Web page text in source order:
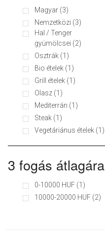
Magyar (3)
Nemzetközi (3)
Hal / Tenger
gyümölcsei (2)
Osztrák (1)
Bio ételek (1)
Grill ételek (1)
Olasz (1)
Mediterrán (1)
Steak (1)
Vegetáriánus ételek (1)
3 fogás átlagára
0-10000 HUF (1)
10000-20000 HUF (2)